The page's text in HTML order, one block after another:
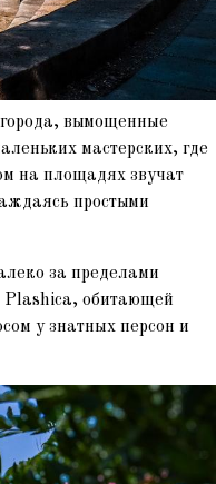
вымощенные
мастерских, где
на площадях звучат
простыми
за пределами
Plashica, обитающей
у знатных персон и